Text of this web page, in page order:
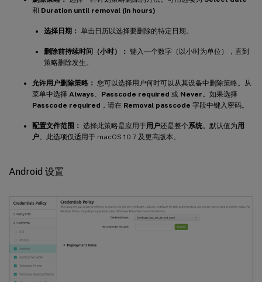
和 Duration until removal (in hours)
选择日期： 单击日历以选择要删除的特定日期。
删除前持续时间（小时）： 键入一个数字（以小时为单位），直到
策略删除发生。
允许用户删除策略： 您可以选择用户何时可以从其设备中删除策略。从
菜单中选择 Always、 Passcode required 或 Never。如果选择
Passcode required ，请在 Removal passcode 字段中键入密码。
配置文件范围： 选择此策略是应用于用户还是整个系统。默认值为用
户。此选项仅适用于 macOS 10.7 及更高版本。
Android 设置